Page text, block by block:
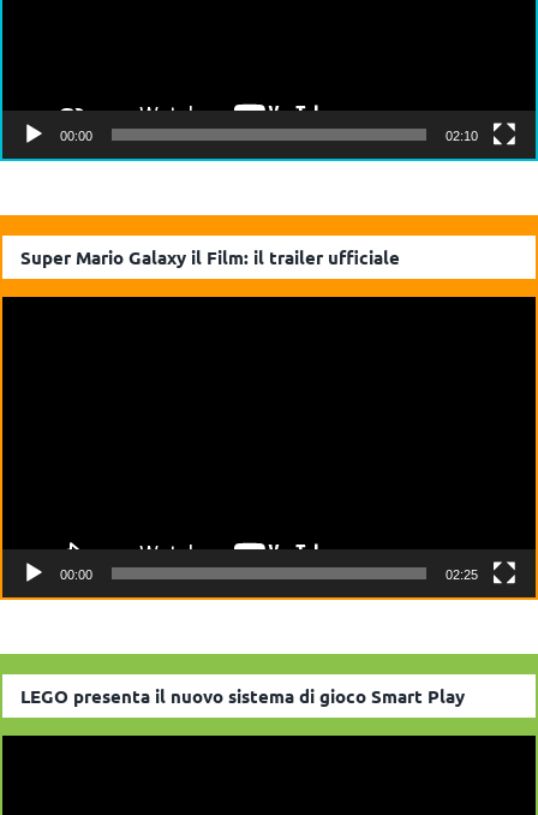
00:00 02:10
Super Mario Galaxy il Film: il trailer ufficiale
00:00 02:25
LEGO presenta il nuovo sistema di gioco Smart Play